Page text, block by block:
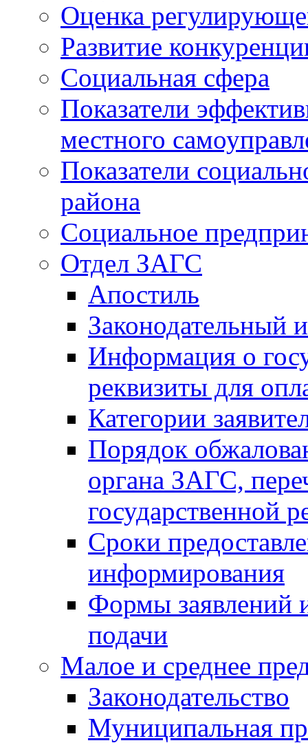
Оценка
Развитие
Социальная сфера
Показатели
местного
Показатели
района
Социальное
Отдел ЗАГС
Апостиль
Законодательный
Информация о
реквизиты для
Категории
Порядок
органа ЗАГС,
государственной
Сроки
информирования
Формы заявлений
подачи
Малое и среднее
Законодательство
Муниципальная